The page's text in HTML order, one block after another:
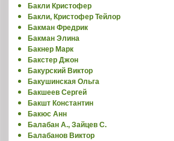
Бакли Кристофер
Бакли, Кристофер Тейлор
Бакман Фредрик
Бакман Элина
Бакнер Марк
Бакстер Джон
Бакурский Виктор
Бакушинская Ольга
Бакшеев Сергей
Бакшт Константин
Бакюс Анн
Балабан А., Зайцев С.
Балабанов Виктор